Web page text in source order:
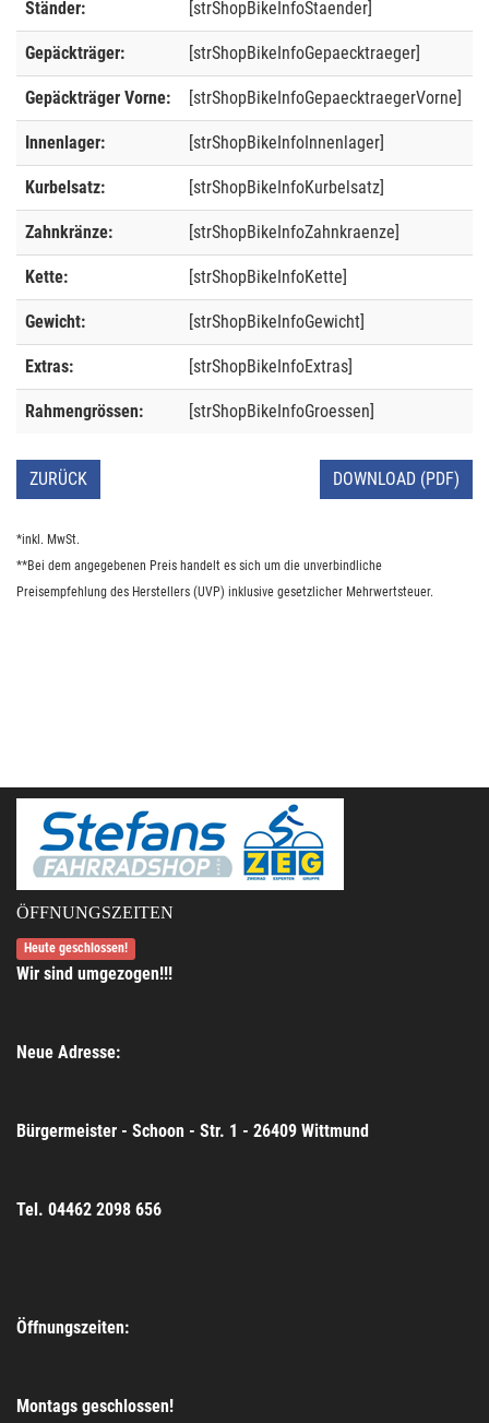
Ständer: [strShopBikeInfoStaender]
Gepäckträger: [strShopBikeInfoGepaecktraeger]
Gepäckträger Vorne: [strShopBikeInfoGepaecktraegerVorne]
Innenlager: [strShopBikeInfoInnenlager]
Kurbelsatz: [strShopBikeInfoKurbelsatz]
Zahnkränze: [strShopBikeInfoZahnkraenze]
Kette: [strShopBikeInfoKette]
Gewicht: [strShopBikeInfoGewicht]
Extras: [strShopBikeInfoExtras]
Rahmengrössen: [strShopBikeInfoGroessen]
ZURÜCK DOWNLOAD (PDF)
*inkl. MwSt.
**Bei dem angegebenen Preis handelt es sich um die unverbindliche
Preisempfehlung des Herstellers (UVP) inklusive gesetzlicher Mehrwertsteuer.
ÖFFNUNGSZEITEN
Heute geschlossen!
Wir sind umgezogen!!!
Neue Adresse:
Bürgermeister - Schoon - Str. 1 - 26409 Wittmund
Tel. 04462 2098 656
Öffnungszeiten:
Montags geschlossen!